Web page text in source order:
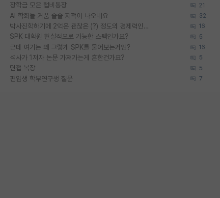
장학금 모은 랩비통장 21
AI 학회들 거품 슬슬 지적이 나오네요 32
박사진학하기에 2억은 괜찮은 (?) 정도의 경제력인가요 16
SPK 대학원 현실적으로 가능한 스펙인가요? 5
근데 여기는 왜 그렇게 SPK를 물어보는거임? 16
석사가 1저자 논문 가져가는게 흔한건가요? 5
면접 복장 5
편입생 학부연구생 질문 7